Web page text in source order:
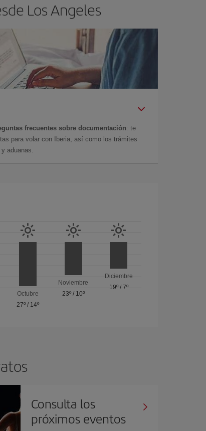
Los Angeles
frecuentes sobre documentación: te
para volar con Iberia, así como los trámites
aduanas.
Octubre
27º / 14º
Noviembre
23º/ 10º
Diciembre
19º/ 7º
Consulta los
próximos eventos